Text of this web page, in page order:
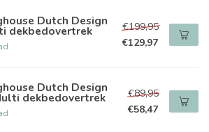
Dutch Design
dekbedovertrek
€199,95
€129,97
Dutch Design
dekbedovertrek
€89,95
€58,47